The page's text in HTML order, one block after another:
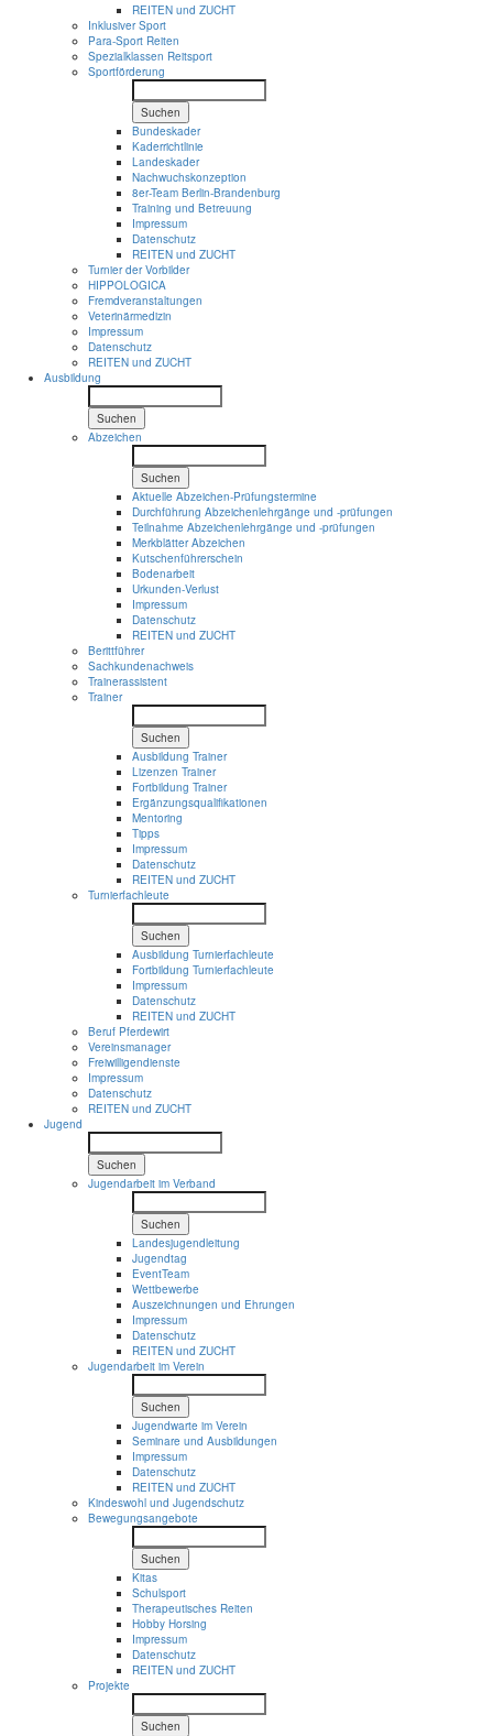
REITEN und ZUCHT
Inklusiver Sport
Para-Sport Reiten
Spezialklassen Reitsport
Sportförderung
Suchen
Bundeskader
Kaderrichtlinie
Landeskader
Nachwuchskonzeption
8er-Team Berlin-Brandenburg
Training und Betreuung
Impressum
Datenschutz
REITEN und ZUCHT
Turnier der Vorbilder
HIPPOLOGICA
Fremdveranstaltungen
Veterinärmedizin
Impressum
Datenschutz
REITEN und ZUCHT
Ausbildung
Suchen
Abzeichen
Suchen
Aktuelle Abzeichen-Prüfungstermine
Durchführung Abzeichenlehrgänge und -prüfungen
Teilnahme Abzeichenlehrgänge und -prüfungen
Merkblätter Abzeichen
Kutschenführerschein
Bodenarbeit
Urkunden-Verlust
Impressum
Datenschutz
REITEN und ZUCHT
Berittführer
Sachkundenachweis
Trainerassistent
Trainer
Suchen
Ausbildung Trainer
Lizenzen Trainer
Fortbildung Trainer
Ergänzungsqualifikationen
Mentoring
Tipps
Impressum
Datenschutz
REITEN und ZUCHT
Turnierfachleute
Suchen
Ausbildung Turnierfachleute
Fortbildung Turnierfachleute
Impressum
Datenschutz
REITEN und ZUCHT
Beruf Pferdewirt
Vereinsmanager
Freiwilligendienste
Impressum
Datenschutz
REITEN und ZUCHT
Jugend
Suchen
Jugendarbeit im Verband
Suchen
Landesjugendleitung
Jugendtag
EventTeam
Wettbewerbe
Auszeichnungen und Ehrungen
Impressum
Datenschutz
REITEN und ZUCHT
Jugendarbeit im Verein
Suchen
Jugendwarte im Verein
Seminare und Ausbildungen
Impressum
Datenschutz
REITEN und ZUCHT
Kindeswohl und Jugendschutz
Bewegungsangebote
Suchen
Kitas
Schulsport
Therapeutisches Reiten
Hobby Horsing
Impressum
Datenschutz
REITEN und ZUCHT
Projekte
Suchen